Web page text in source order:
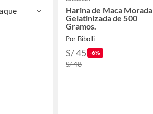
Harina de Maca Morada
Gelatinizada de 500
Gramos.
Por Bibolli
S/ 45 -6%
S/ 48